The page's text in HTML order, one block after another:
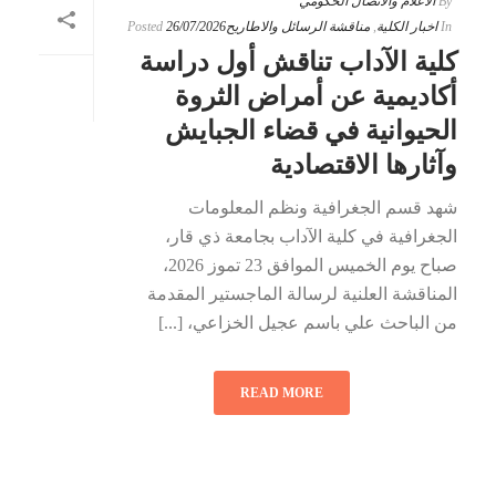
In اخبار الكلية مناقشة الرسائل والاطاريح Posted 26/07/2026
كلية الآداب تناقش أول دراسة
أكاديمية عن أمراض الثروة
الحيوانية في قضاء الجبايش
وآثارها الاقتصادية
شهد قسم الجغرافية ونظم المعلومات
الجغرافية في كلية الآداب بجامعة ذي قار،
صباح يوم الخميس الموافق 23 تموز 2026،
المناقشة العلنية لرسالة الماجستير المقدمة
من الباحث علي باسم عجيل الخزاعي، [...]
READ MORE